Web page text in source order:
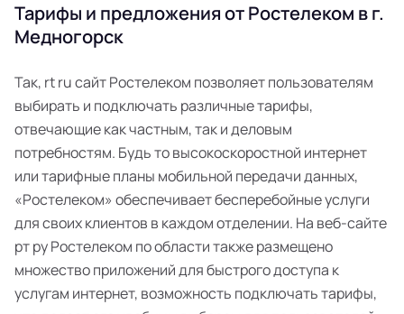
Тарифы и предложения от Ростелеком в г.
Медногорск
Так, rt ru сайт Ростелеком позволяет пользователям
выбирать и подключать различные тарифы,
отвечающие как частным, так и деловым
потребностям. Будь то высокоскоростной интернет
или тарифные планы мобильной передачи данных,
«Ростелеком» обеспечивает бесперебойные услуги
для своих клиентов в каждом отделении. На веб-сайте
рт ру Ростелеком по области также размещено
множество приложений для быстрого доступа к
услугам интернет, возможность подключать тарифы,